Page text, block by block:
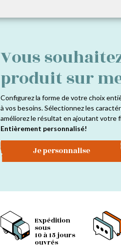
Vous
produit sur
Configurez la forme de votre choix
à vos besoins. Sélectionnez les
améliorez le résultat en ajoutant votre
Entièrement personnalisé!
Je personnalise
Expédition
sous
10 à 15 jours
ouvrés